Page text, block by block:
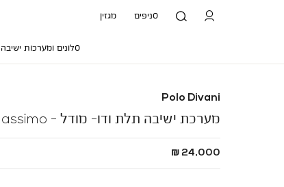
סניפים מגזין
סלונים ומערכות ישיבה
Polo Divani
מערכת ישיבה תלת ודו- מודל - Massimo
24,000 ₪